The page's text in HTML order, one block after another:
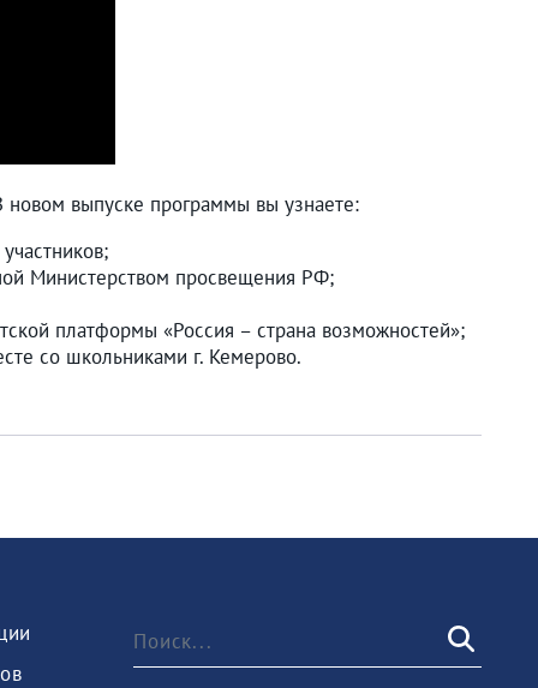
выпуске программы вы узнаете:
Министерством просвещения РФ;
платформы «Россия – страна возможностей»;
со школьниками г. Кемерово.